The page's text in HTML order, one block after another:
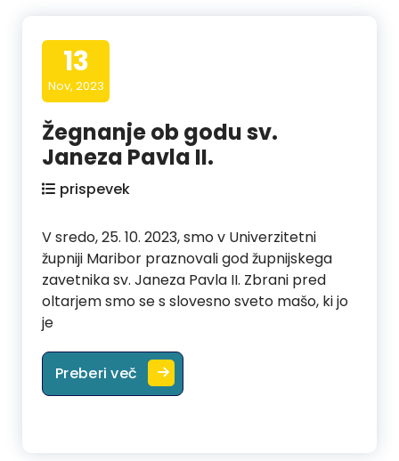
13
Nov, 2023
Žegnanje ob godu sv.
Janeza Pavla II.
prispevek
V sredo, 25. 10. 2023, smo v Univerzitetni
župniji Maribor praznovali god župnijskega
zavetnika sv. Janeza Pavla II. Zbrani pred
oltarjem smo se s slovesno sveto mašo, ki jo
je
Preberi več Žegnanje ob godu sv. Janeza